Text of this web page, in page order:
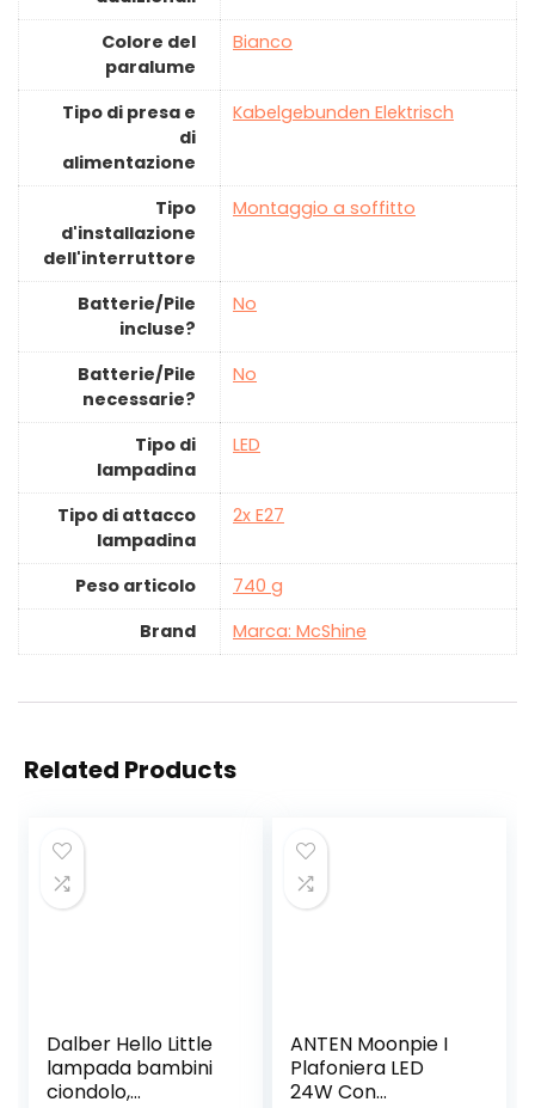
Colore del
paralume
‎Bianco
Tipo di presa e
di
alimentazione
‎Kabelgebunden Elektrisch
Tipo
d'installazione
dell'interruttore
‎Montaggio a soffitto
Batterie/Pile
incluse?
‎No
Batterie/Pile
necessarie?
‎No
Tipo di
lampadina
‎LED
Tipo di attacco
lampadina
‎2x E27
Peso articolo
‎740 g
Brand
Marca: McShine
Related Products
Dalber Hello Little
lampada bambini
ciondolo,
ANTEN Moonpie I
Plafoniera LED
24W Con